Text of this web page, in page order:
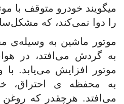
میگویند خودرو متوقف با
را دوا نمی‌کند، که
موتور ماشین به ‌وسیله‌ی
به گردش می‌افتد، در
موتور افزایش می‌یابد.
به محفظه‌ ی احتراق،
می‌افتد. هرچقدر که روغن